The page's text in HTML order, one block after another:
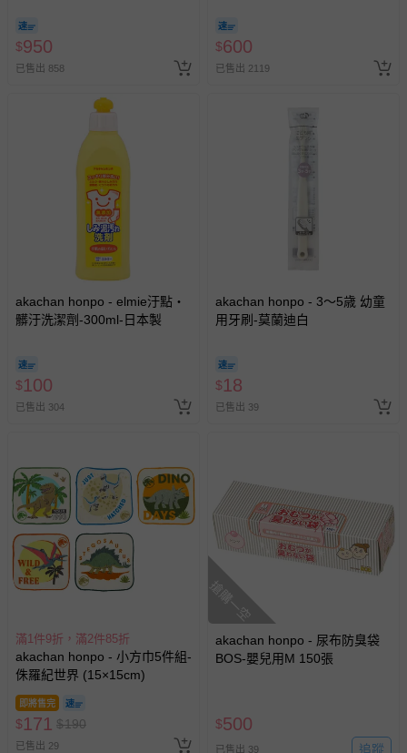
$950
已售出 858
$600
已售出 2119
akachan honpo - elmie汙點・
髒汙洗潔劑-300ml-日本製
$100
已售出 304
akachan honpo - 3～5歳 幼童
用牙刷-莫蘭迪白
$18
已售出 39
滿1件9折，滿2件85折
akachan honpo - 小方巾5件組-
侏羅紀世界 (15×15cm)
即將售完
$171 $190
已售出 29
搶購一空
akachan honpo - 尿布防臭袋
BOS-嬰兒用M 150張
$500
已售出 39 追蹤